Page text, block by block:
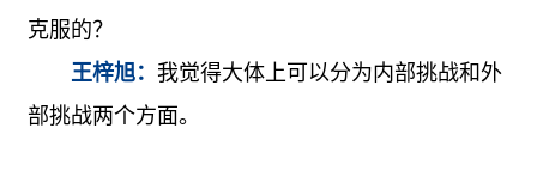
克服的？
王梓旭： 我觉得大体上可以分为内部挑战和外
部挑战两个方面。